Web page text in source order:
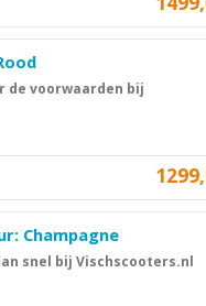
de voorwaarden bij
Champagne
snel bij Vischscooters.nl